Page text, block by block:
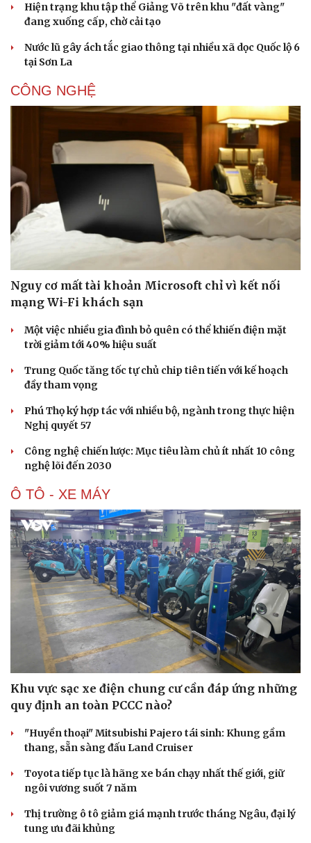
Ăn sạch sống khỏe
Hiện trạng khu tập thể Giảng Võ trên khu "đất vàng"
đang xuống cấp, chờ cải tạo
Nước lũ gây ách tắc giao thông tại nhiều xã dọc Quốc lộ 6
tại Sơn La
CÔNG NGHỆ
Nguy cơ mất tài khoản Microsoft chỉ vì kết nối
mạng Wi-Fi khách sạn
Một việc nhiều gia đình bỏ quên có thể khiến điện mặt
trời giảm tới 40% hiệu suất
Trung Quốc tăng tốc tự chủ chip tiên tiến với kế hoạch
đầy tham vọng
Phú Thọ ký hợp tác với nhiều bộ, ngành trong thực hiện
Nghị quyết 57
Công nghệ chiến lược: Mục tiêu làm chủ ít nhất 10 công
nghệ lõi đến 2030
Ô TÔ - XE MÁY
Khu vực sạc xe điện chung cư cần đáp ứng những
quy định an toàn PCCC nào?
"Huyền thoại" Mitsubishi Pajero tái sinh: Khung gầm
thang, sẵn sàng đấu Land Cruiser
Toyota tiếp tục là hãng xe bán chạy nhất thế giới, giữ
ngôi vương suốt 7 năm
Thị trường ô tô giảm giá mạnh trước tháng Ngâu, đại lý
tung ưu đãi khủng